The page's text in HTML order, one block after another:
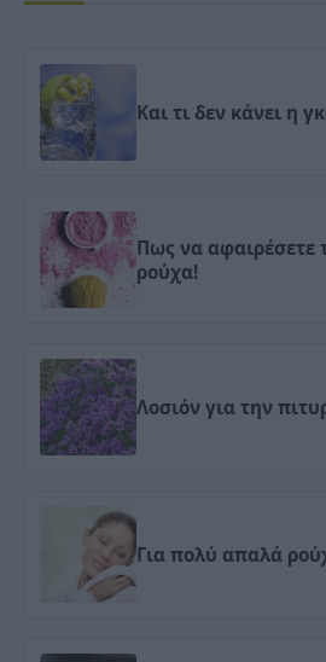
Και τι δεν κάνει η
Πως να αφαιρέσετε
ρούχα!
Λοσιόν για την
Για πολύ απαλά